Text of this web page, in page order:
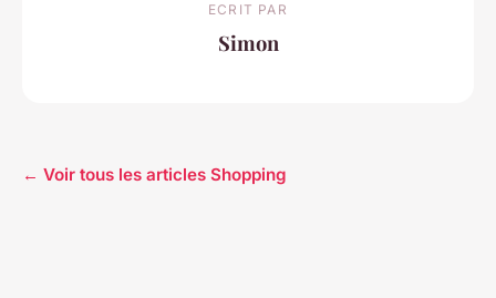
ECRIT PAR
Simon
← Voir tous les articles Shopping